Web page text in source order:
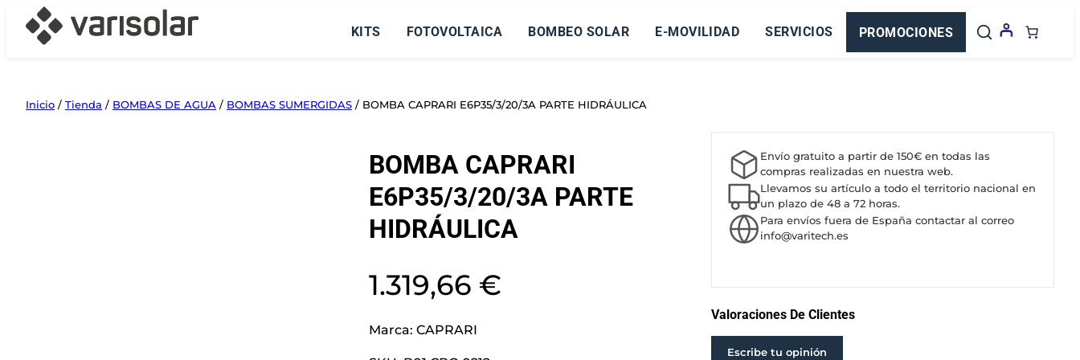
Saltar
KITS FOTOVOLTAICA BOMBEO SOLAR E-MOVILIDAD SERVICIOS PROMOCIONES
Inicio / Tienda / BOMBAS DE AGUA / BOMBAS SUMERGIDAS / BOMBA CAPRARI E6P35/3/20/3A PARTE HIDRÁULICA
BOMBA CAPRARI
E6P35/3/20/3A PARTE
HIDRÁULICA
1.319,66 €
Marca: CAPRARI
Envío gratuito a partir de 150€ en todas las
compras realizadas en nuestra web.
Llevamos su artículo a todo el territorio nacional en
un plazo de 48 a 72 horas.
Para envíos fuera de España contactar al correo
info@varitech.es
Valoraciones De Clientes
Escribe tu opinión